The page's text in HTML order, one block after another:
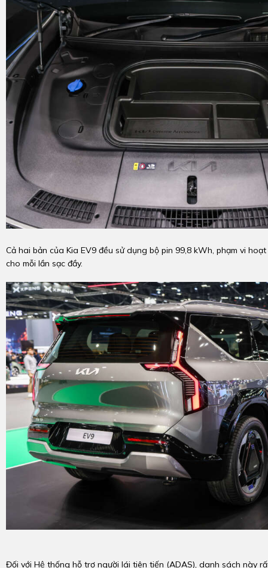
Cả hai bản của Kia EV9 đều sử dụng bộ pin 99,8 kWh, phạm vi
cho mỗi lần sạc đầy.
Đối với Hệ thống hỗ trợ người lái tiên tiến (ADAS), danh sách này